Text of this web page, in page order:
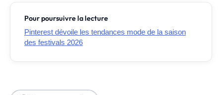
Pour poursuivre la lecture
Pinterest dévoile les tendances mode de la saison
des festivals 2026